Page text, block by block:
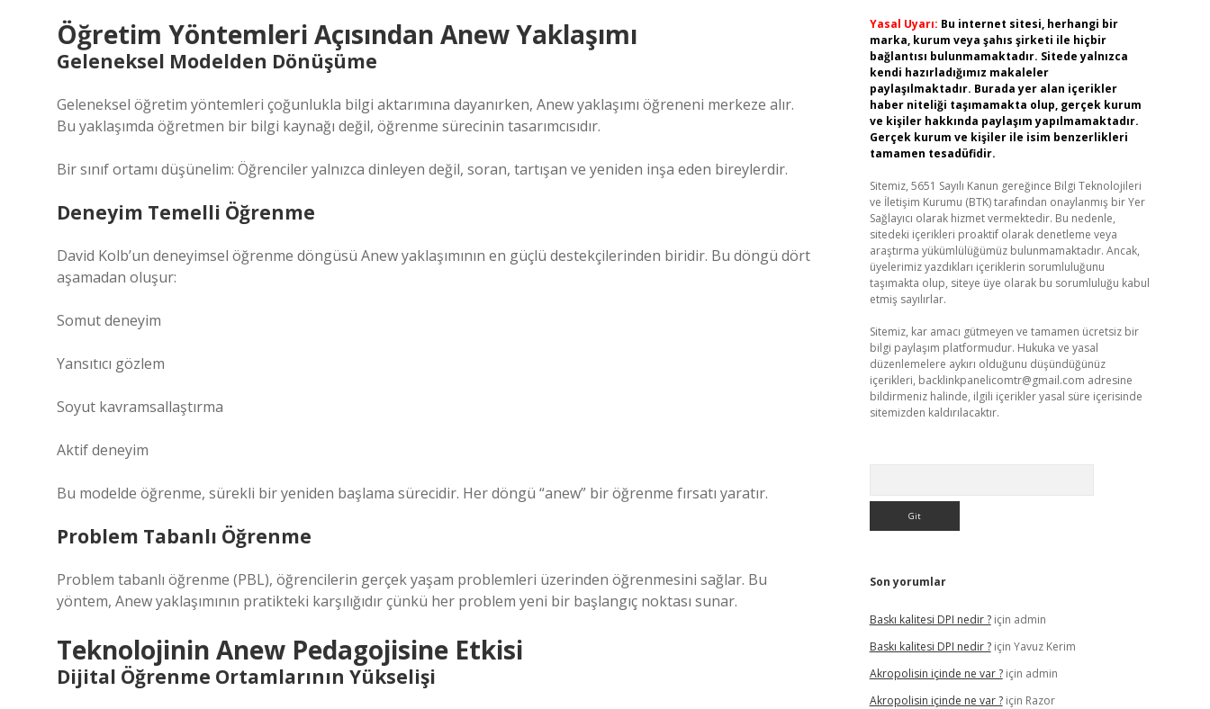
Öğretim Yöntemleri Açısından Anew Yaklaşımı
Geleneksel Modelden Dönüşüme
Geleneksel öğretim yöntemleri çoğunlukla bilgi aktarımına dayanırken, Anew yaklaşımı öğreneni merkeze alır.
Bu yaklaşımda öğretmen bir bilgi kaynağı değil, öğrenme sürecinin tasarımcısıdır.
Bir sınıf ortamı düşünelim: Öğrenciler yalnızca dinleyen değil, soran, tartışan ve yeniden inşa eden bireylerdir.
Deneyim Temelli Öğrenme
David Kolb’un deneyimsel öğrenme döngüsü Anew yaklaşımının en güçlü destekçilerinden biridir. Bu döngü dört
aşamadan oluşur:
Somut deneyim
Yansıtıcı gözlem
Soyut kavramsallaştırma
Aktif deneyim
Bu modelde öğrenme, sürekli bir yeniden başlama sürecidir. Her döngü “anew” bir öğrenme fırsatı yaratır.
Problem Tabanlı Öğrenme
Problem tabanlı öğrenme (PBL), öğrencilerin gerçek yaşam problemleri üzerinden öğrenmesini sağlar. Bu
yöntem, Anew yaklaşımının pratikteki karşılığıdır çünkü her problem yeni bir başlangıç noktası sunar.
Teknolojinin Anew Pedagojisine Etkisi
Dijital Öğrenme Ortamlarının Yükselişi
Yasal Uyarı: Bu internet sitesi, herhangi bir
marka, kurum veya şahıs şirketi ile hiçbir
bağlantısı bulunmamaktadır. Sitede yalnızca
kendi hazırladığımız makaleler
paylaşılmaktadır. Burada yer alan içerikler
haber niteliği taşımamakta olup, gerçek kurum
ve kişiler hakkında paylaşım yapılmamaktadır.
Gerçek kurum ve kişiler ile isim benzerlikleri
tamamen tesadüfidir.
Sitemiz, 5651 Sayılı Kanun gereğince Bilgi Teknolojileri
ve İletişim Kurumu (BTK) tarafından onaylanmış bir Yer
Sağlayıcı olarak hizmet vermektedir. Bu nedenle,
sitedeki içerikleri proaktif olarak denetleme veya
araştırma yükümlülüğümüz bulunmamaktadır. Ancak,
üyelerimiz yazdıkları içeriklerin sorumluluğunu
taşımakta olup, siteye üye olarak bu sorumluluğu kabul
etmiş sayılırlar.
Sitemiz, kar amacı gütmeyen ve tamamen ücretsiz bir
bilgi paylaşım platformudur. Hukuka ve yasal
düzenlemelere aykırı olduğunu düşündüğünüz
içerikleri, backlinkpanelicomtr@gmail.com adresine
bildirmeniz halinde, ilgili içerikler yasal süre içerisinde
sitemizden kaldırılacaktır.
Son yorumlar
Baskı kalitesi DPI nedir ?için admin
Baskı kalitesi DPI nedir ?için Yavuz Kerim
Akropolisin içinde ne var ?için admin
Akropolisin içinde ne var ?için Razor